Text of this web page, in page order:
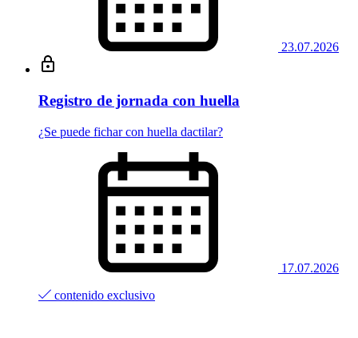
23.07.2026
Registro de jornada con huella
¿Se puede fichar con huella dactilar?
17.07.2026
contenido exclusivo